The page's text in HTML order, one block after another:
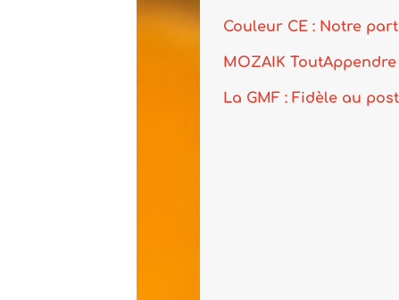
Couleur CE : Notre partenaire
MOZAIK ToutAppendre : notre
La GMF : Fidèle au poste pour soutenir